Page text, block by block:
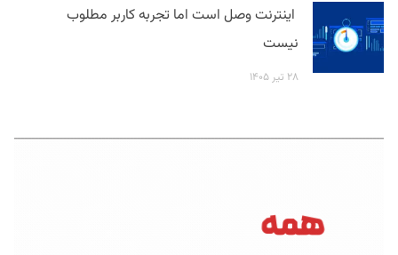
اینترنت وصل است اما تجربه کاربر مطلوب
نیست
۲۸ تیر ۱۴۰۵